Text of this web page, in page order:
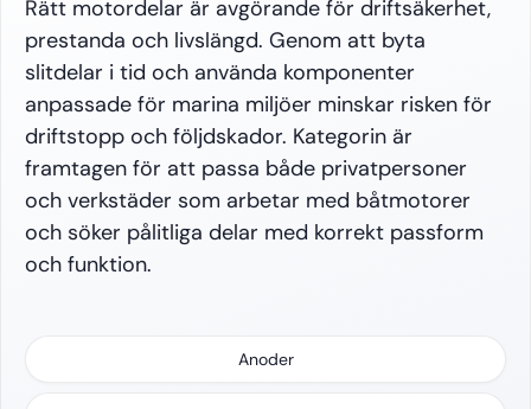
Drevmodell:Alpha One Gen 2Ursprung:OriginalMotorfabrikat:
Rätt motordelar är avgörande för driftsäkerhet,
prestanda och livslängd. Genom att byta
slitdelar i tid och använda komponenter
anpassade för marina miljöer minskar risken för
driftstopp och följdskador. Kategorin är
framtagen för att passa både privatpersoner
och verkstäder som arbetar med båtmotorer
och söker pålitliga delar med korrekt passform
och funktion.
Anoder